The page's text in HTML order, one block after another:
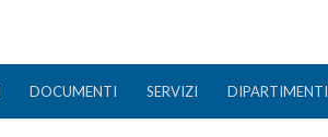
DOCUMENTI SERVIZI DIPARTIMENTI